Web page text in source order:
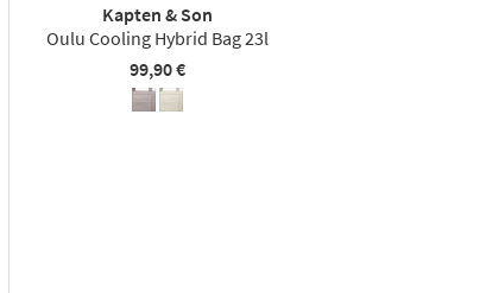
Kapten & Son
Oulu Cooling Hybrid Bag 23l
99,90 €